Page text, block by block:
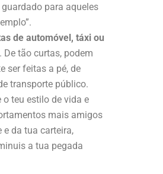
guardado para aqueles
de automóvel, táxi ou
. De tão curtas, podem
ser feitas a pé, de
transporte público.
o teu estilo de vida e
mais amigos
e da tua carteira,
a tua pegada